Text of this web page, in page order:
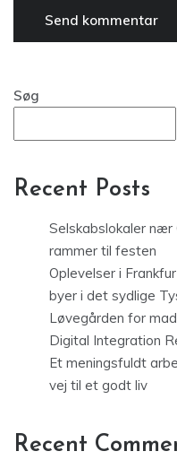
Søg
Recent Posts
Selskabslokaler
rammer til festen
Oplevelser i
byer i det sydlige
Løvegården for
Digital Integration
Et meningsfuldt
vej til et godt liv
Recent